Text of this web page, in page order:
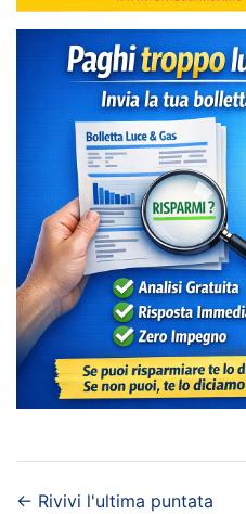
← Rivivi l'ultima puntata